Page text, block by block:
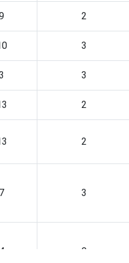
2
3
3
2
2
7 3
4 0